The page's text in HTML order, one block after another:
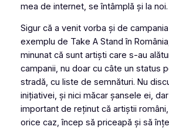
mea de internet, se întâmplă și la noi.
Sigur că a venit vorba și de
exemplu de Take A Stand în
minunat că sunt artiști care s-au
campanii, nu doar cu câte un status
stradă, cu liste de semnături. Nu
inițiativei, și nici măcar șansele ei,
important de reținut că artiștii
orice caz, încep să priceapă și să